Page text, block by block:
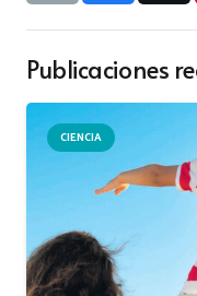
Publicaciones
CIENCIA